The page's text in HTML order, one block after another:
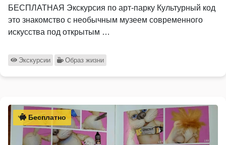
БЕСПЛАТНАЯ Экскурсия по арт-парку Культурный код
это знакомство с необычным музеем современного
искусства под открытым …
Экскурсии Образ жизни
Бесплатно